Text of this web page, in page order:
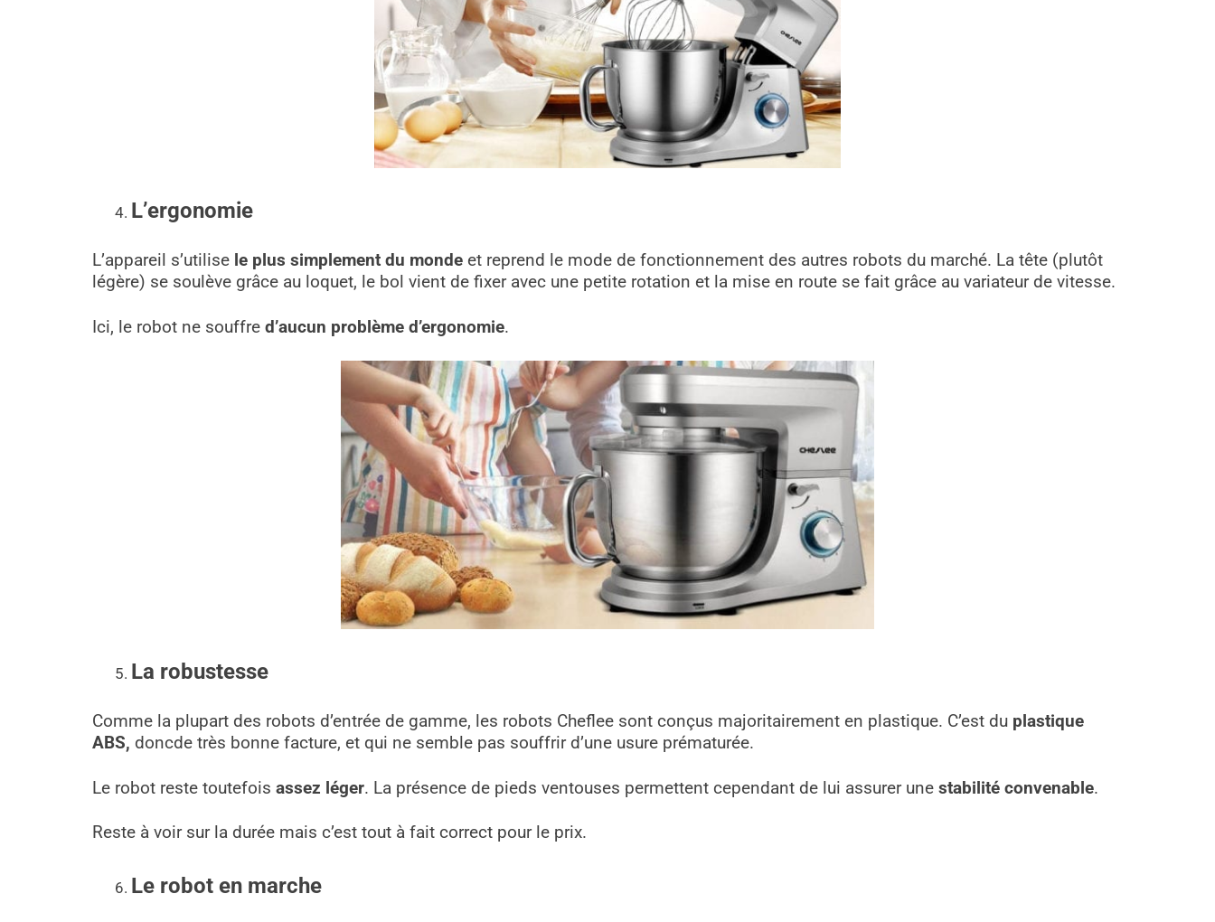
L’ergonomie
L’appareil s’utilise le plus simplement du monde et reprend le mode de fonctionnement des autres robots du marché. La tête (plutôt
légère) se soulève grâce au loquet, le bol vient de fixer avec une petite rotation et la mise en route se fait grâce au variateur de vitesse.
Ici, le robot ne souffre d’aucun problème d’ergonomie.
La robustesse
Comme la plupart des robots d’entrée de gamme, les robots Cheflee sont conçus majoritairement en plastique. C’est du plastique
ABS, doncde très bonne facture, et qui ne semble pas souffrir d’une usure prématurée.
Le robot reste toutefois assez léger. La présence de pieds ventouses permettent cependant de lui assurer une stabilité convenable.
Reste à voir sur la durée mais c’est tout à fait correct pour le prix.
Le robot en marche